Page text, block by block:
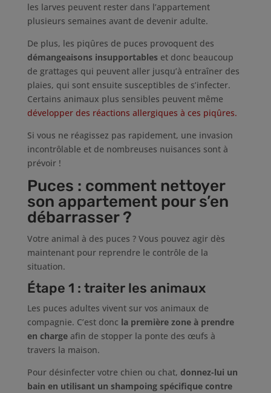
les larves peuvent rester dans l’appartement
plusieurs semaines avant de devenir adulte.
De plus, les piqûres de puces provoquent des
démangeaisons insupportables et donc beaucoup
de grattages qui peuvent aller jusqu’à entraîner des
plaies, qui sont ensuite susceptibles de s’infecter.
Certains animaux plus sensibles peuvent même
développer des réactions allergiques à ces piqûres.
Si vous ne réagissez pas rapidement, une invasion
incontrôlable et de nombreuses nuisances sont à
prévoir !
Puces : comment nettoyer
son appartement pour s’en
débarrasser ?
Votre animal à des puces ? Vous pouvez agir dès
maintenant pour reprendre le contrôle de la
situation.
Étape 1 : traiter les animaux
Les puces adultes vivent sur vos animaux de
compagnie. C’est donc la première zone à prendre
en chargeafin de stopper la ponte des œufs à
travers la maison.
Pour désinfecter votre chien ou chat, donnez-lui un
bain en utilisant un shampoing spécifique contre